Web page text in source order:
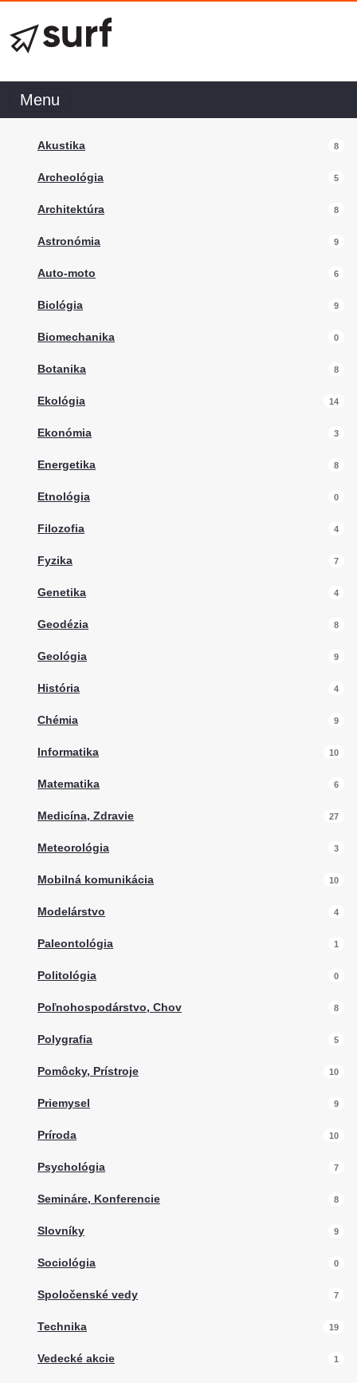
Menu
Akustika 8
Archeológia 5
Architektúra 8
Astronómia 9
Auto-moto 6
Biológia 9
Biomechanika 0
Botanika 8
Ekológia 14
Ekonómia 3
Energetika 8
Etnológia 0
Filozofia 4
Fyzika 7
Genetika 4
Geodézia 8
Geológia 9
História 4
Chémia 9
Informatika 10
Matematika 6
Medicína, Zdravie 27
Meteorológia 3
Mobilná komunikácia 10
Modelárstvo 4
Paleontológia 1
Politológia 0
Poľnohospodárstvo, Chov 8
Polygrafia 5
Pomôcky, Prístroje 10
Priemysel 9
Príroda 10
Psychológia 7
Semináre, Konferencie 8
Slovníky 9
Sociológia 0
Spoločenské vedy 7
Technika 19
Vedecké akcie 1